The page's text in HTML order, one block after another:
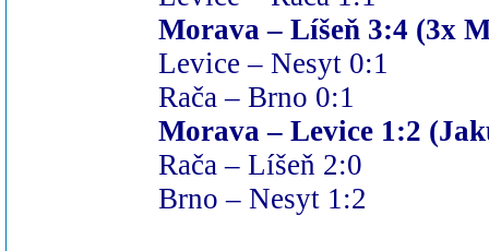
Morava – Líšeň 3:4 (3x
Levice – Nesyt 0:1
Rača – Brno 0:1
Morava – Levice 1:2
Rača – Líšeň 2:0
Brno – Nesyt 1:2